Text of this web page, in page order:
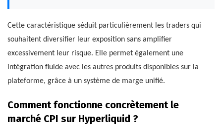
Cette caractéristique séduit particulièrement les traders qui
souhaitent diversifier leur exposition sans amplifier
excessivement leur risque. Elle permet également une
intégration fluide avec les autres produits disponibles sur la
plateforme, grâce à un système de marge unifié.
Comment fonctionne concrètement le
marché CPI sur Hyperliquid ?